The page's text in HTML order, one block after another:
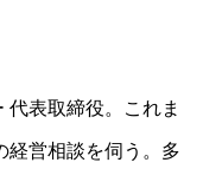
表取締役。これま
経営相談を伺う。多